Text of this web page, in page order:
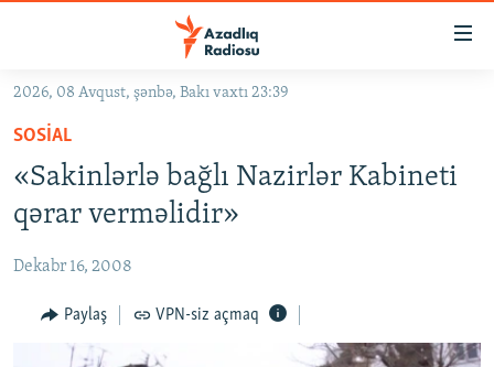
Əsas
qayıt
Əsas
qayıt
Axtarışa
GÜNDƏM
#İZAHLA
#ƏSLINDƏ
FƏRQƏ BAX
QANUNI DOĞRU
ARAŞDIRMA
2026, 08 Avqust, şənbə, Bakı vaxtı 23:39
SOSIAL
«Sakinlərlə bağlı Nazirlər Kabineti
qərar verməlidir»
Dekabr 16, 2008
Paylaş VPN-siz açmaq